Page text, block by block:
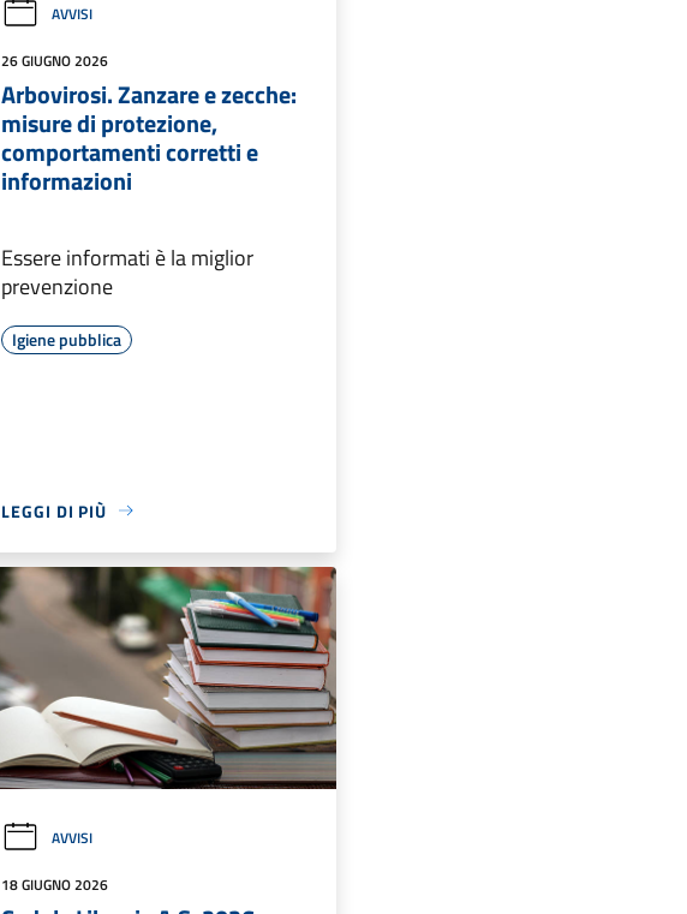
AVVISI
26 GIUGNO 2026
Arbovirosi. Zanzare e zecche:
misure di protezione,
comportamenti corretti e
informazioni
Essere informati è la miglior
prevenzione
Igiene pubblica
LEGGI DI PIÙ
AVVISI
18 GIUGNO 2026